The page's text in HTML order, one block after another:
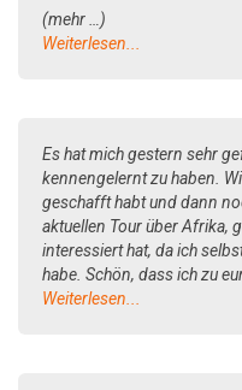
(mehr …)
Weiterlesen...
Es hat mich gestern sehr
kennengelernt zu haben.
geschafft habt und dann
aktuellen Tour über Afrika,
interessiert hat, da ich
habe. Schön, dass ich zu
Weiterlesen...